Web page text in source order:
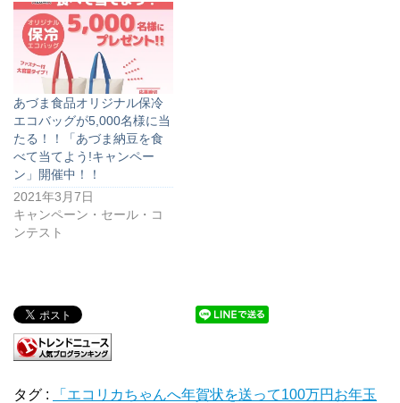
あづま食品オリジナル保冷
エコバッグが5,000名様に当
たる！！「あづま納豆を食
べて当てよう!キャンペー
ン」開催中！！
2021年3月7日
キャンペーン・セール・コ
ンテスト
タグ :
「エコリカちゃんへ年賀状を送って100万円お年玉